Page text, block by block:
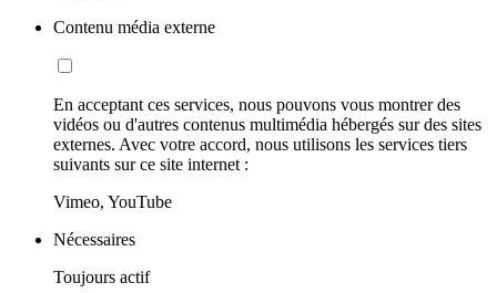
Contenu média externe
En acceptant ces services, nous pouvons vous montrer des
vidéos ou d'autres contenus multimédia hébergés sur des sites
externes. Avec votre accord, nous utilisons les services tiers
suivants sur ce site internet :
Vimeo, YouTube
Nécessaires
Toujours actif